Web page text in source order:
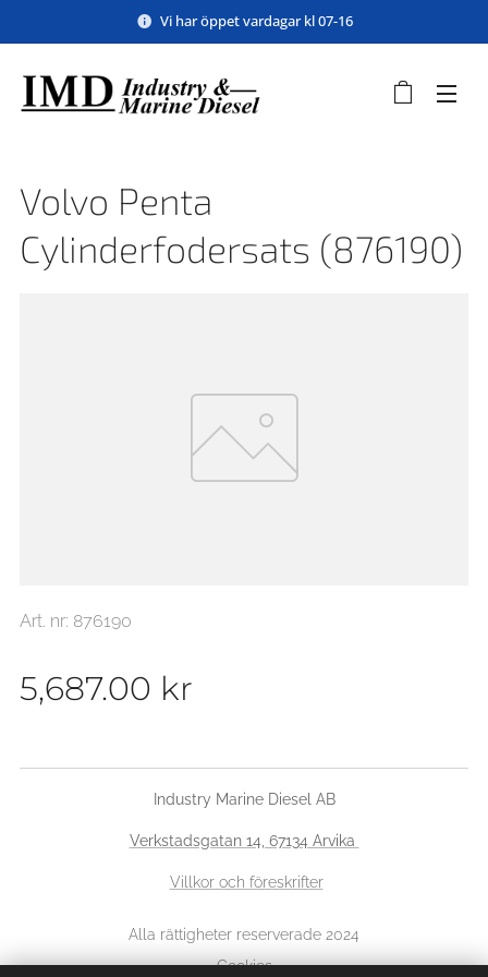
Vi har öppet vardagar kl 07-16
Volvo Penta
Cylinderfodersats (876190)
Art. nr: 876190
5,687.00 kr
Industry Marine Diesel AB
Verkstadsgatan 14, 67134 Arvika
Villkor och föreskrifter
Alla rättigheter reserverade 2024
Cookies